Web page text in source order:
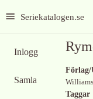
Seriekatalogen.se
Inlogg
Samla
Förlag/
Taggar